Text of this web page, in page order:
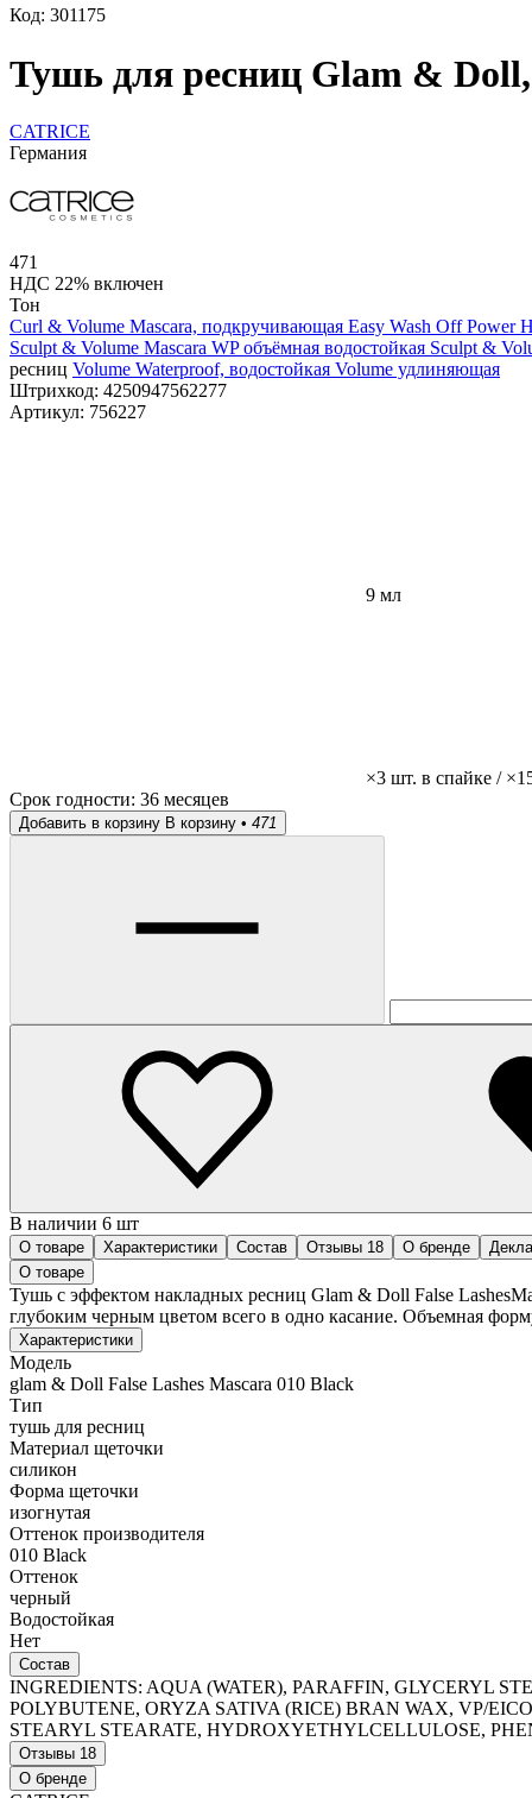
Код: 301175
Тушь для ресниц Glam &
CATRICE
Германия
471
НДС 22% включен
Тон
Curl & Volume Mascara, подкручивающая Easy Wash Off Power
Sculpt & Volume Mascara WP объёмная водостойкая Sculpt &
ресниц Volume Waterproof, водостойкая Volume удлиняющая
Штрихкод: 4250947562277
Артикул: 756227
9 мл
×3 шт. в спайке /
Срок годности: 36 месяцев
Добавить в корзину В корзину • 471
В наличии 6 шт
О товаре Характеристики Состав Отзывы 18 О бренде
О товаре
Тушь с эффектом накладных ресниц Glam & Doll False
глубоким черным цветом всего в одно касание. Объемная
Характеристики
Модель
glam & Doll False Lashes Mascara 010 Black
Тип
тушь для ресниц
Материал щеточки
силикон
Форма щеточки
изогнутая
Оттенок производителя
010 Black
Оттенок
черный
Водостойкая
Нет
Состав
INGREDIENTS: AQUA (WATER), PARAFFIN, GLYCERYL
POLYBUTENE, ORYZA SATIVA (RICE) BRAN WAX, VP/
STEARYL STEARATE, HYDROXYETHYLCELLULOSE,
Отзывы 18
О бренде